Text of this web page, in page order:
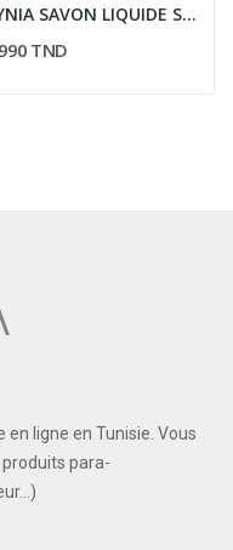
ZYNIA SAVON LIQUIDE SUBLIME PINK TRIP 370ML
TND
ligne en Tunisie. Vous
para-